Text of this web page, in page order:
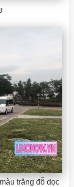
trắng đỗ dọc